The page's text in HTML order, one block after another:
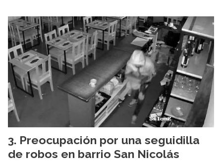
Preocupación por una seguidilla
de robos en barrio San Nicolás